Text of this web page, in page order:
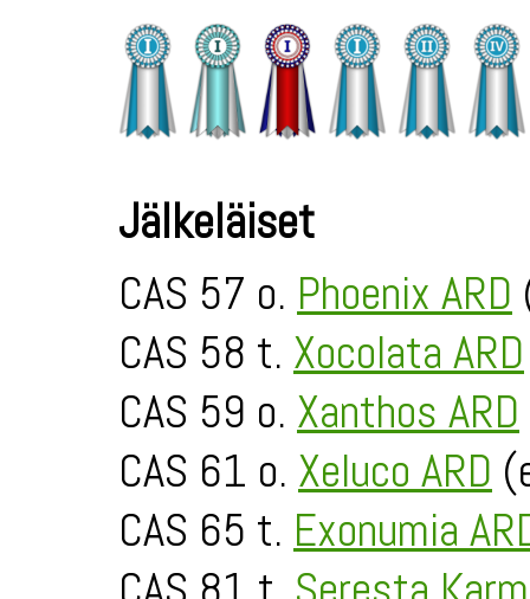
Jälkeläiset
CAS 57 o. Phoenix ARD
CAS 58 t. Xocolata ARD
CAS 59 o. Xanthos ARD
CAS 61 o. Xeluco ARD
CAS 65 t. Exonumia